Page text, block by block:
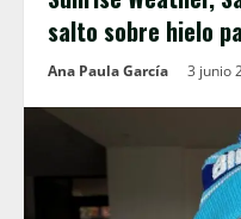
salto sobre hielo
Ana Paula García 3 junio